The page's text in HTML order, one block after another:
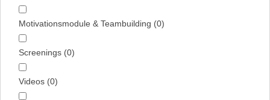
Motivationsmodule & Teambuilding (0)
Screenings (0)
Videos (0)